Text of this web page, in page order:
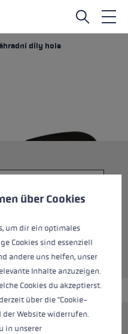
díly hole
kolečka.
über Cookies
um dir ein optimales
Cookies sind essenziell
andere uns helfen, unser
Inhalte anzuzeigen.
Cookies du akzeptierst.
über die "Cookie-
Website widerrufen.
in unserer